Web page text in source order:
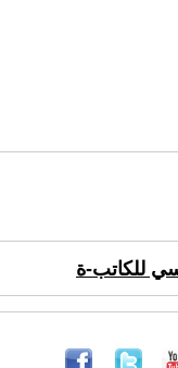
للكاتب-ة